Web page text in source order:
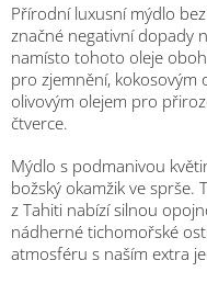
Přírodní luxusní mýdlo
značné negativní dopady
namísto tohoto oleje
pro zjemnění, kokosovým
olivovým olejem pro
čtverce.
Mýdlo s podmanivou
božský okamžik ve sprše.
z Tahiti nabízí silnou
nádherné tichomořské
atmosféru s naším extra